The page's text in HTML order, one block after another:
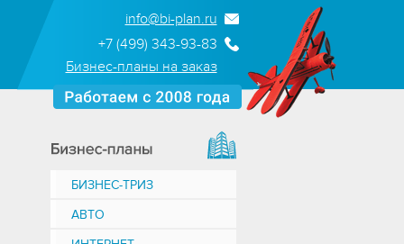
info@bi-plan.ru
+7 (499) 343-93-83
Бизнес-планы на заказ
БИЗНЕС-ТРИЗ
АВТО